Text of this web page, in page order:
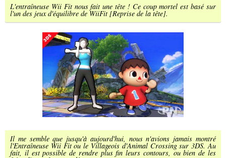
L'entraîneuse Wii Fit nous fait une tête ! Ce coup mortel est basé sur
l'un des jeux d'équilibre de WiiFit [Reprise de la tête].
Il me semble que jusqu'à aujourd'hui, nous n'avions jamais montré
l'Entraîneuse Wii Fit ou le Villageois d'Animal Crossing sur 3DS. Au
fait, il est possible de rendre plus fin leurs contours, ou bien de les